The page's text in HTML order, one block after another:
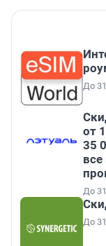
До
от
35
До
До